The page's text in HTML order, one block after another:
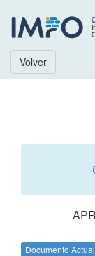
Volver
Documento